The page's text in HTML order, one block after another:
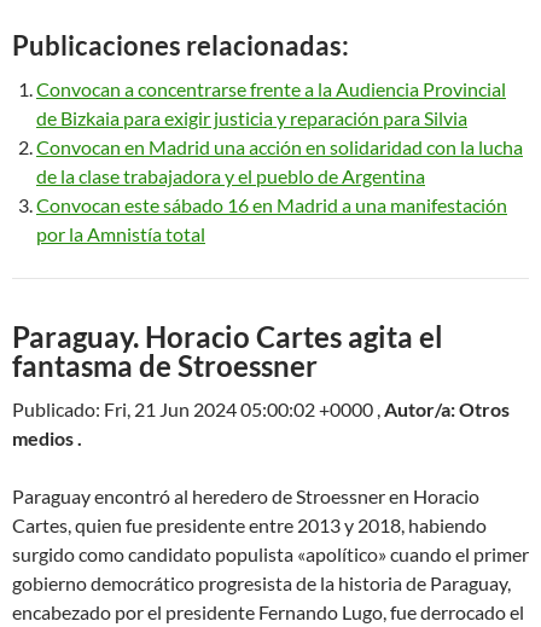
Publicaciones relacionadas:
Convocan a concentrarse frente a la Audiencia Provincial
de Bizkaia para exigir justicia y reparación para Silvia
Convocan en Madrid una acción en solidaridad con la lucha
de la clase trabajadora y el pueblo de Argentina
Convocan este sábado 16 en Madrid a una manifestación
por la Amnistía total
Paraguay. Horacio Cartes agita el
fantasma de Stroessner
Publicado: Fri, 21 Jun 2024 05:00:02 +0000 ,Autor/a: Otros
medios .
Paraguay encontró al heredero de Stroessner en Horacio
Cartes, quien fue presidente entre 2013 y 2018, habiendo
surgido como candidato populista «apolítico» cuando el primer
gobierno democrático progresista de la historia de Paraguay,
encabezado por el presidente Fernando Lugo, fue derrocado el